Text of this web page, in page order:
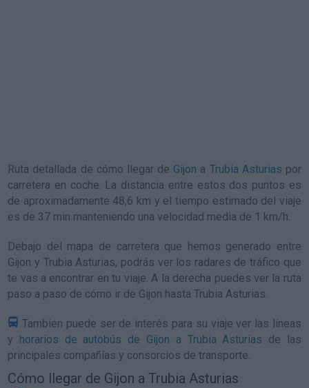
Ruta detallada de cómo llegar de Gijon a Trubia Asturias por
carretera en coche. La distancia entre estos dos puntos es
de aproximadamente 48,6 km y el tiempo estimado del viaje
es de 37 min manteniendo una velocidad media de 1 km/h.
Debajo del mapa de carretera que hemos generado entre
Gijon y Trubia Asturias, podrás ver los radares de tráfico que
te vas a encontrar en tu viaje. A la derecha puedes ver la ruta
paso a paso de cómo ir de Gijon hasta Trubia Asturias.
Tambien puede ser de interés para su viaje ver las líneas
y horarios de autobús de Gijon a Trubia Asturias de las
principales compañías y consorcios de transporte.
Cómo llegar de Gijon a Trubia Asturias